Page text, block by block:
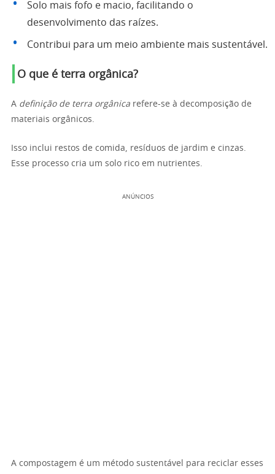
Solo mais fofo e macio, facilitando o
desenvolvimento das raízes.
Contribui para um meio ambiente mais sustentável.
O que é terra orgânica?
A definição de terra orgânica refere-se à decomposição de
materiais orgânicos.
Isso inclui restos de comida, resíduos de jardim e cinzas.
Esse processo cria um solo rico em nutrientes.
ANÚNCIOS
A compostagem é um método sustentável para reciclar esses